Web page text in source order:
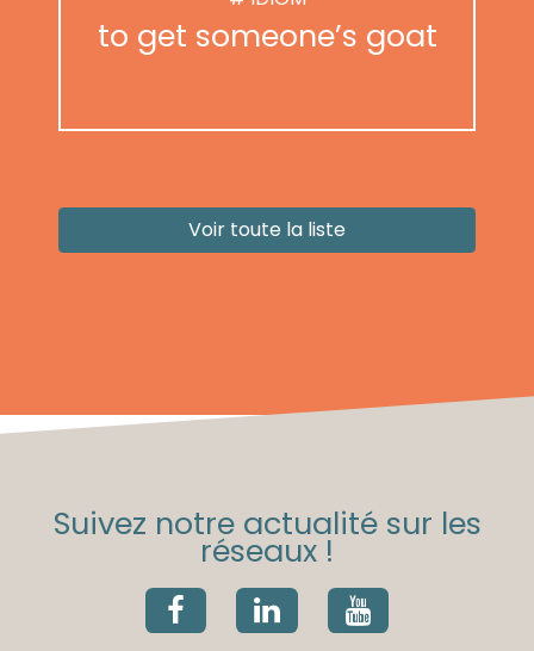
to get someone’s goat
Voir toute la liste
Suivez notre actualité sur les
réseaux !